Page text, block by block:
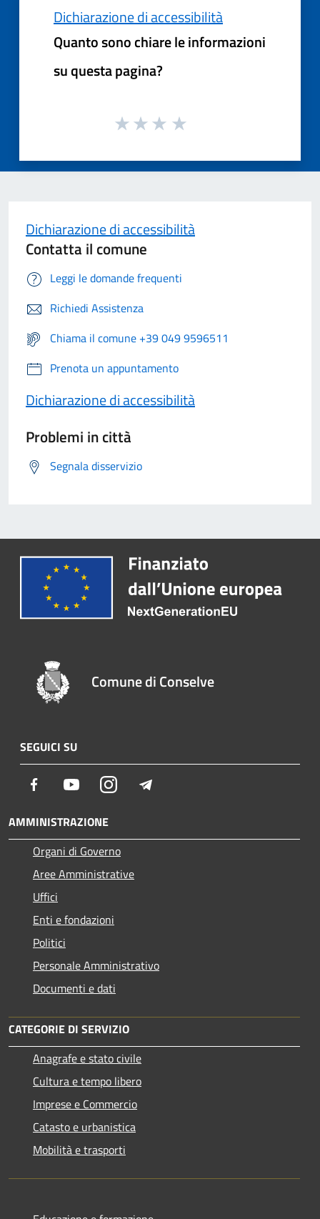
Dichiarazione di accessibilità
Quanto sono chiare le informazioni
su questa pagina?
Dichiarazione di accessibilità
Contatta il comune
Leggi le domande frequenti
Richiedi Assistenza
Chiama il comune +39 049 9596511
Prenota un appuntamento
Dichiarazione di accessibilità
Problemi in città
Segnala disservizio
Comune di Conselve
SEGUICI SU
Facebook YoutubeInstagram
AMMINISTRAZIONE
Organi di Governo
Aree Amministrative
Uffici
Enti e fondazioni
Politici
Personale Amministrativo
Documenti e dati
CATEGORIE DI SERVIZIO
Anagrafe e stato civile
Cultura e tempo libero
Imprese e Commercio
Catasto e urbanistica
Mobilità e trasporti